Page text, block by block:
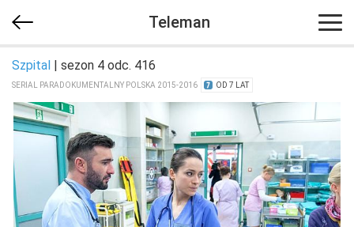
Teleman
Szpital | sezon 4 odc. 416
SERIAL PARADOKUMENTALNY POLSKA 2015-2016 OD 7 LAT